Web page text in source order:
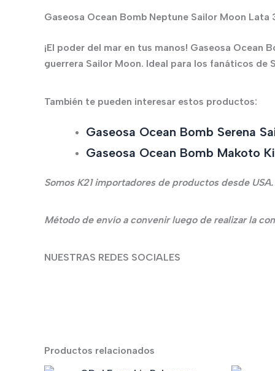
Gaseosa Ocean Bomb Neptune Sailor Moon Lata
¡El poder del mar en tus manos! Gaseosa
guerrera Sailor Moon. Ideal para los fanáticos de
También te pueden interesar estos productos:
Gaseosa Ocean Bomb Serena
Gaseosa Ocean Bomb Makoto
Somos K21 importadores de productos desde USA.
Método de envío a convenir luego de realizar la
NUESTRAS REDES SOCIALES
Productos relacionados